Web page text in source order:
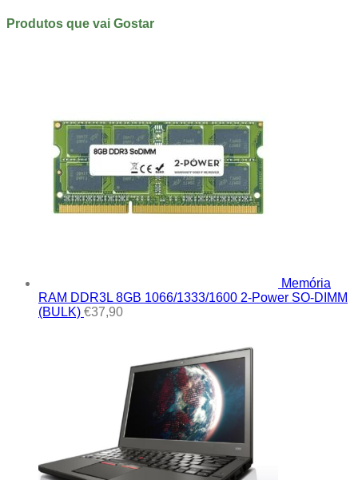
Produtos que vai Gostar
Memória
RAM DDR3L 8GB 1066/1333/1600 2-Power SO-DIMM
(BULK) €37,90